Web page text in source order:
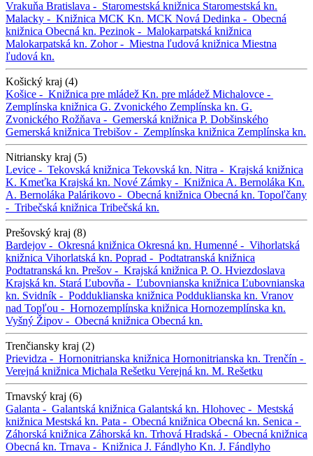
Vrakuňa Bratislava - Staromestská knižnica Staromestská kn.
Malacky - Knižnica MCK Kn. MCK Nová Dedinka - Obecná
knižnica Obecná kn. Pezinok - Malokarpatská knižnica
Malokarpatská kn. Zohor - Miestna ľudová knižnica Miestna
ľudová kn.
Košický kraj (4)
Košice - Knižnica pre mládež Kn. pre mládež Michalovce -
Zemplínska knižnica G. Zvonického Zemplínska kn. G.
Zvonického Rožňava - Gemerská knižnica P. Dobšinského
Gemerská knižnica Trebišov - Zemplínska knižnica Zemplínska kn.
Nitriansky kraj (5)
Levice - Tekovská knižnica Tekovská kn. Nitra - Krajská knižnica
K. Kmeťka Krajská kn. Nové Zámky - Knižnica A. Bernoláka Kn.
A. Bernoláka Palárikovo - Obecná knižnica Obecná kn. Topoľčany
- Tribečská knižnica Tribečská kn.
Prešovský kraj (8)
Bardejov - Okresná knižnica Okresná kn. Humenné - Vihorlatská
knižnica Vihorlatská kn. Poprad - Podtatranská knižnica
Podtatranská kn. Prešov - Krajská knižnica P. O. Hviezdoslava
Krajská kn. Stará Ľubovňa - Ľubovnianska knižnica Ľubovnianska
kn. Svidník - Podduklianska knižnica Podduklianska kn. Vranov
nad Topľou - Hornozemplínska knižnica Hornozemplínska kn.
Vyšný Žipov - Obecná knižnica Obecná kn.
Trenčiansky kraj (2)
Prievidza - Hornonitrianska knižnica Hornonitrianska kn. Trenčín -
Verejná knižnica Michala Rešetku Verejná kn. M. Rešetku
Trnavský kraj (6)
Galanta - Galantská knižnica Galantská kn. Hlohovec - Mestská
knižnica Mestská kn. Pata - Obecná knižnica Obecná kn. Senica -
Záhorská knižnica Záhorská kn. Trhová Hradská - Obecná knižnica
Obecná kn. Trnava - Knižnica J. Fándlyho Kn. J. Fándlyho